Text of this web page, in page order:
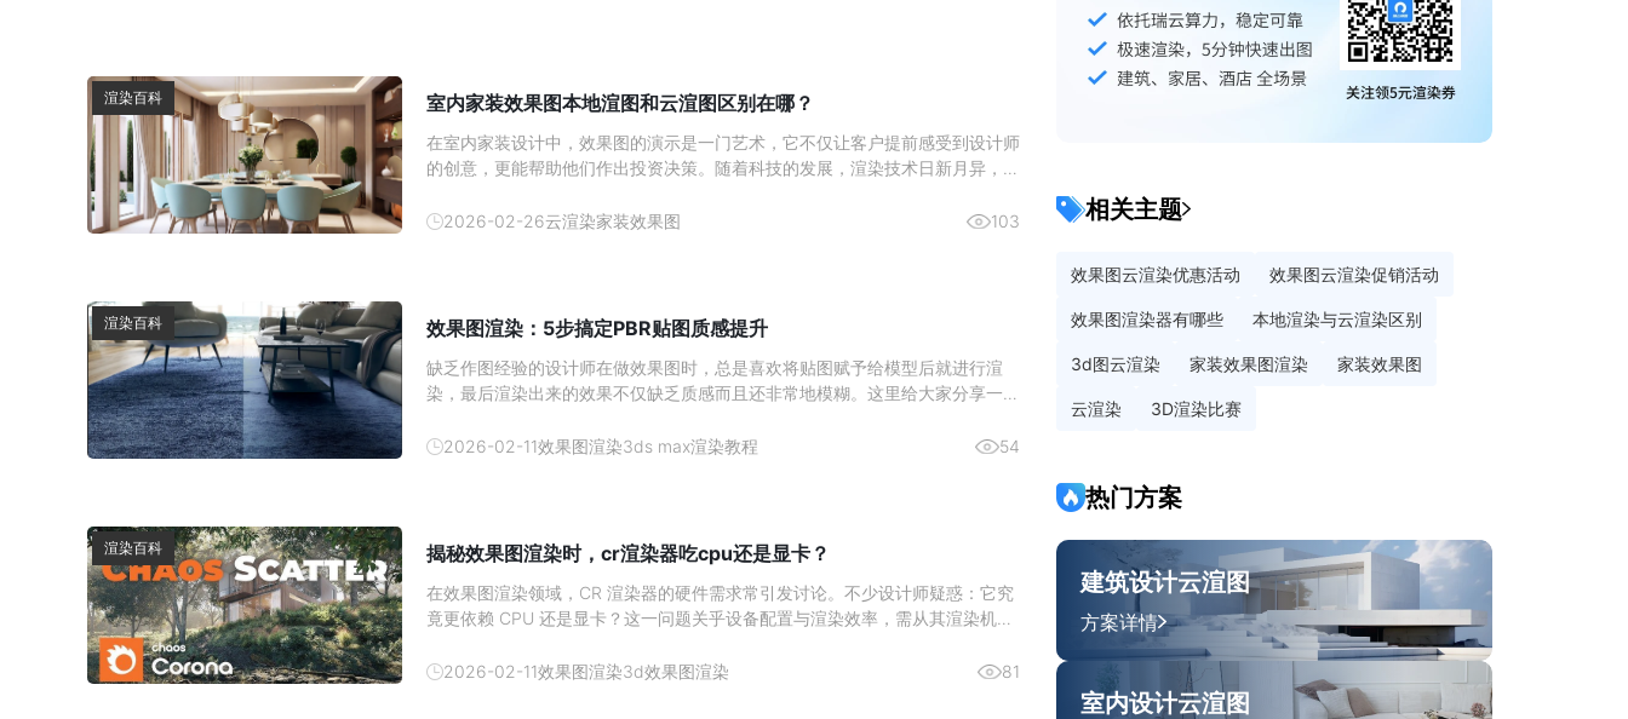
渲染百科 室内家装效果图本地渲图和云渲图区别在哪？
在室内家装设计中，效果图的演示是一门艺术，它不仅让客户提前感受到设计师
的创意，更能帮助他们作出投资决策。随着科技的发展，渲染技术日新月异，室
方式逐渐成为了设计师们的热门选择。本文将深入分析这两种渲染方式的区别，
2026-02-26云渲染家装效果图 103
渲染百科 效果图渲染：5步搞定PBR贴图质感提升
缺乏作图经验的设计师在做效果图时，总是喜欢将贴图赋予给模型后就进行渲
染，最后渲染出来的效果不仅缺乏质感而且还非常地模糊。这里给大家分享一个
图质感提升技巧1、 首先将准备好的贴图拖入贴图生成器中。2、 然后再点击上
2026-02-11效果图渲染3ds max渲染教程 54
渲染百科 揭秘效果图渲染时，cr渲染器吃cpu还是显卡？
在效果图渲染领域，CR 渲染器的硬件需求常引发讨论。不少设计师疑惑：它究
竟更依赖 CPU 还是显卡？这一问题关乎设备配置与渲染效率，需从其渲染机制
加速对于使用 CR 渲染器的设计师而言，硬件投入的优先级一直是关键问题。核
2026-02-11效果图渲染3d效果图渲染 81
相关主题
效果图云渲染优惠活动 效果图云渲染促销活动
效果图渲染器有哪些 本地渲染与云渲染区别
3d图云渲染 家装效果图渲染 家装效果图
云渲染 3D渲染比赛
热门方案
建筑设计云渲图
方案详情
室内设计云渲图